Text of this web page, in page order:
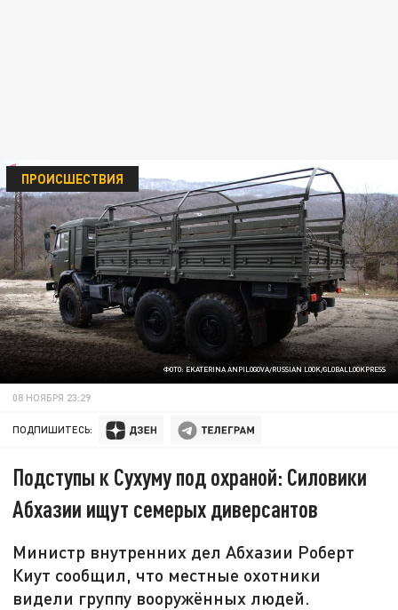
ФОТО: EKATERINA ANPILOGOVA/RUSSIAN LOOK/GLOBALLOOKPRESS
ПРОИСШЕСТВИЯ
08 НОЯБРЯ 23:29
ПОДПИШИТЕСЬ:
Подступы к Сухуму под охраной: Силовики
Абхазии ищут семерых диверсантов
Министр внутренних дел Абхазии Роберт
Киут сообщил, что местные охотники
видели группу вооружённых людей.